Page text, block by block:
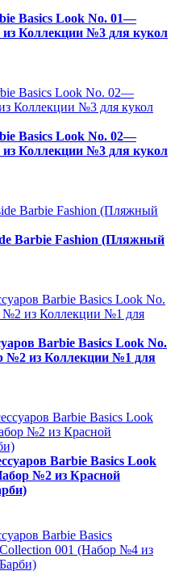
Basics Look No. 01—
Коллекции №3 для кукол
Basics Look No. 02—
Коллекции №3 для кукол
Barbie Fashion (Пляжный
Barbie Basics Look No.
№2 из Коллекции №1 для
Barbie Basics Look
№2 из Красной